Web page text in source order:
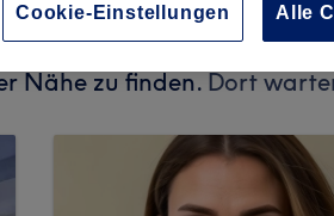
Buchungen über
Nähe zu finden. Dort
Cookie-Einstellungen Alle